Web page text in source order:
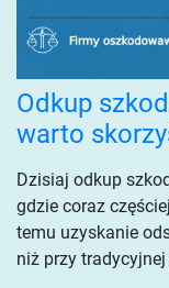
Odkup
warto
Dzisiaj odkup
gdzie coraz
temu uzyskanie
niż przy